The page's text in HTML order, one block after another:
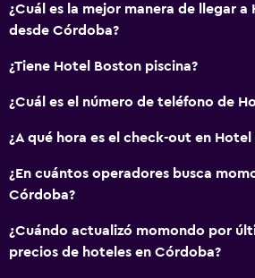
¿Cuál es la mejor manera de llegar
desde Córdoba?
¿Tiene Hotel Boston piscina?
¿Cuál es el número de teléfono de
¿A qué hora es el check-out en Hotel
¿En cuántos operadores busca
Córdoba?
¿Cuándo actualizó momondo por
precios de hoteles en Córdoba?